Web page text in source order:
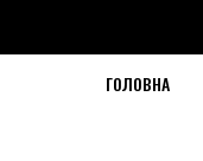
ГОЛОВНА